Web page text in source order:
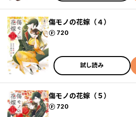
傷モノの花嫁（４）
720
ポイント
試し読み
傷モノの花嫁（５）
720
ポイント